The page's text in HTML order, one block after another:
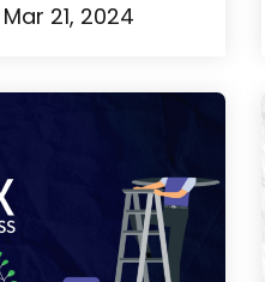
Mar 21, 2024